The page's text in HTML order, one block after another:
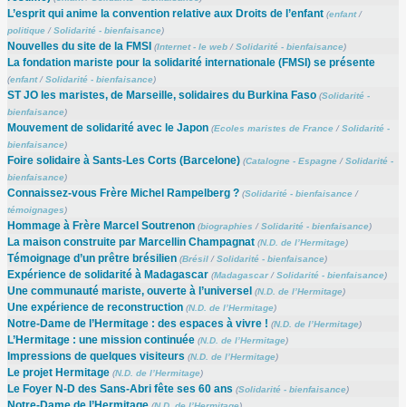
L’esprit qui anime la convention relative aux Droits de l’enfant (enfant/
politique/Solidarité - bienfaisance)
Nouvelles du site de la FMSI (Internet - le web/Solidarité - bienfaisance)
La fondation mariste pour la solidarité internationale (FMSI) se présente
(enfant/Solidarité - bienfaisance)
ST JO les maristes, de Marseille, solidaires du Burkina Faso (Solidarité -
bienfaisance)
Mouvement de solidarité avec le Japon (Ecoles maristes de France/Solidarité -
bienfaisance)
Foire solidaire à Sants-Les Corts (Barcelone) (Catalogne - Espagne/Solidarité -
bienfaisance)
Connaissez-vous Frère Michel Rampelberg ? (Solidarité - bienfaisance/
témoignages)
Hommage à Frère Marcel Soutrenon (biographies /Solidarité - bienfaisance)
La maison construite par Marcellin Champagnat (N.D. de l’Hermitage)
Témoignage d’un prêtre brésilien (Brésil/Solidarité - bienfaisance)
Expérience de solidarité à Madagascar (Madagascar/Solidarité - bienfaisance)
Une communauté mariste, ouverte à l’universel (N.D. de l’Hermitage)
Une expérience de reconstruction (N.D. de l’Hermitage)
Notre-Dame de l’Hermitage : des espaces à vivre ! (N.D. de l’Hermitage)
L’Hermitage : une mission continuée (N.D. de l’Hermitage)
Impressions de quelques visiteurs (N.D. de l’Hermitage)
Le projet Hermitage (N.D. de l’Hermitage)
Le Foyer N-D des Sans-Abri fête ses 60 ans (Solidarité - bienfaisance)